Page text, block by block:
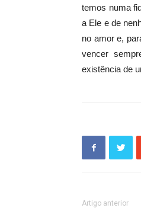
temos numa
a Ele e de
no amor e,
vencer
existência de
Artigo anterior